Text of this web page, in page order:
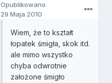
Opublikowano
29 Maja 2010
Wiem, że to kształt
łopatek śmigła, skok itd.
ale mimo wszystko
chyba odwrotnie
założone śmigło